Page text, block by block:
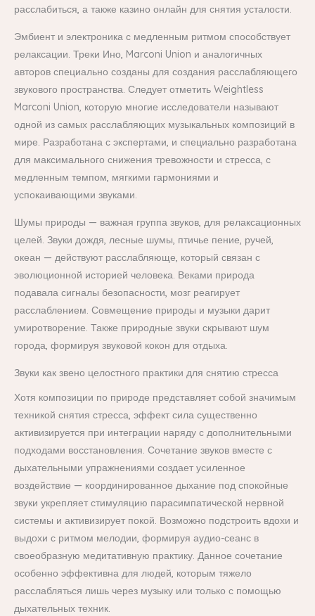
расслабиться, а также казино онлайн для снятия усталости.
Эмбиент и электроника с медленным ритмом способствует
релаксации. Треки Ино, Marconi Union и аналогичных
авторов специально созданы для создания расслабляющего
звукового пространства. Следует отметить Weightless
Marconi Union, которую многие исследователи называют
одной из самых расслабляющих музыкальных композиций в
мире. Разработана с экспертами, и специально разработана
для максимального снижения тревожности и стресса, с
медленным темпом, мягкими гармониями и
успокаивающими звуками.
Шумы природы — важная группа звуков, для релаксационных
целей. Звуки дождя, лесные шумы, птичье пение, ручей,
океан — действуют расслабляюще, который связан с
эволюционной историей человека. Веками природа
подавала сигналы безопасности, мозг реагирует
расслаблением. Совмещение природы и музыки дарит
умиротворение. Также природные звуки скрывают шум
города, формируя звуковой кокон для отдыха.
Звуки как звено целостного практики для снятию стресса
Хотя композиции по природе представляет собой значимым
техникой снятия стресса, эффект сила существенно
активизируется при интеграции наряду с дополнительными
подходами восстановления. Сочетание звуков вместе с
дыхательными упражнениями создает усиленное
воздействие — координированное дыхание под спокойные
звуки укрепляет стимуляцию парасимпатической нервной
системы и активизирует покой. Возможно подстроить вдохи и
выдохи с ритмом мелодии, формируя аудио-сеанс в
своеобразную медитативную практику. Данное сочетание
особенно эффективна для людей, которым тяжело
расслабляться лишь через музыку или только с помощью
дыхательных техник.